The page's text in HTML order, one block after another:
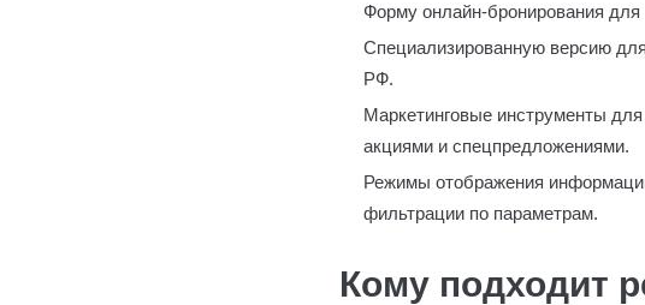
Форму онлайн-бронирования для
Специализированную версию
РФ.
Маркетинговые инструменты
акциями и спецпредложениями.
Режимы отображения
фильтрации по параметрам.
Кому подходит